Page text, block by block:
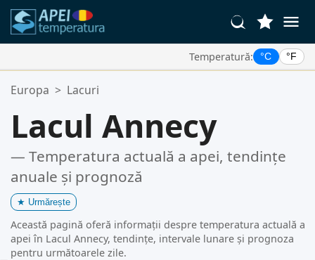
Temperatură: °C °F
Locațiile Tale Favorite:
Europa > Lacuri
Lacul Annecy
— Temperatura actuală a apei, tendințe
anuale și prognoză
★ Urmărește
Această pagină oferă informații despre temperatura actuală a
apei în Lacul Annecy, tendințe, intervale lunare și prognoza
pentru următoarele zile.